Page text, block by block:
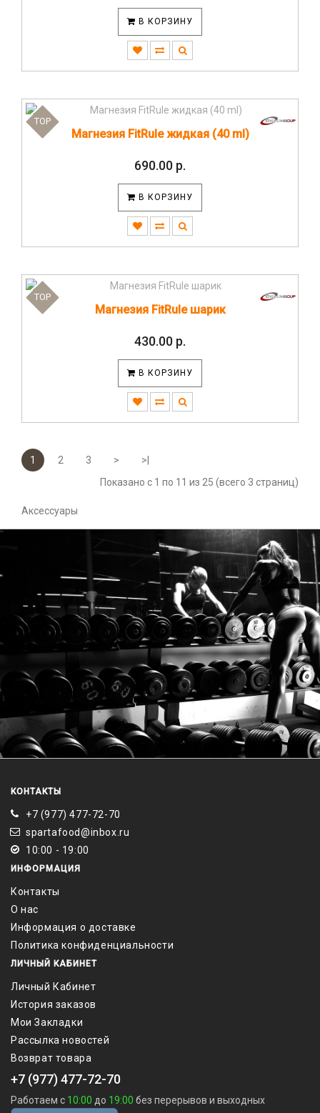
В КОРЗИНУ
TOP
Магнезия FitRule жидкая (40 ml)
690.00 р.
В КОРЗИНУ
TOP
Магнезия FitRule шарик
430.00 р.
В КОРЗИНУ
1 2 3 >
>|
Показано с 1 по 11 из 25 (всего 3 страниц)
Аксессуары
КОНТАКТЫ
+7 (977) 477-72-70
spartafood@inbox.ru
10:00 - 19:00
ИНФОРМАЦИЯ
Контакты
О нас
Информация о доставке
Политика конфиденциальности
ЛИЧНЫЙ КАБИНЕТ
Личный Кабинет
История заказов
Мои Закладки
Рассылка новостей
Возврат товара
+7 (977) 477-72-70
Работаем с 10:00 до 19:00 без перерывов и выходных